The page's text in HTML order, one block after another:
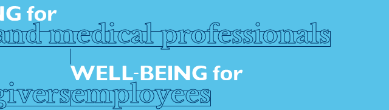
medical professionals
employees